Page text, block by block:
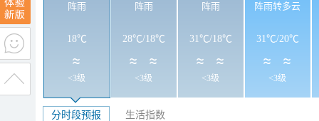
阵雨
18℃
<3级
阵雨
28℃/18℃
<3级
阵雨
31℃/18℃
<3级
阵雨转多云
31℃/20℃
<3级
分时段预报 生活指数